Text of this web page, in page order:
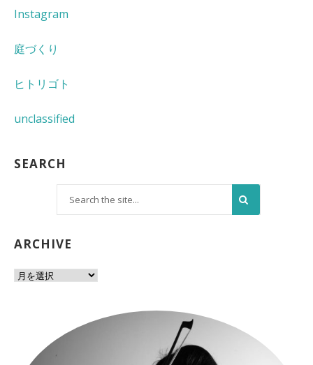
Instagram
庭づくり
ヒトリゴト
unclassified
SEARCH
ARCHIVE